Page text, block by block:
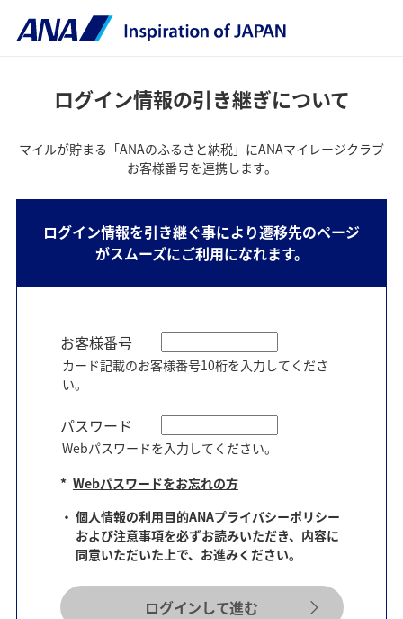
ログイン情報の引き継ぎについて
マイルが貯まる「ANAのふるさと納税」にANAマイレージクラブ
お客様番号を連携します。
ログイン情報を引き継ぐ事により遷移先のページ
がスムーズにご利用になれます。
お客様番号
カード記載のお客様番号10桁を入力してくださ
い。
パスワード
Webパスワードを入力してください。
* Webパスワードをお忘れの方
個人情報の利用目的ANAプライバシーポリシー
および注意事項を必ずお読みいただき、内容に
同意いただいた上で、お進みください。
ログインして進む